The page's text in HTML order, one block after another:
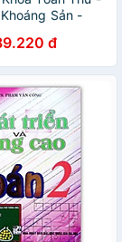
Sản -
Hợp Kiến
Mẫu Vật Đá
Sản Trên
Châu Books, Bìa
đ